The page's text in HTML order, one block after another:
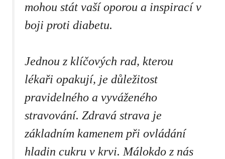
mohou⁤ stát vaší oporou a ⁣inspirací v
boji proti ⁢diabetu.
Jednou z ​klíčových rad, ​kterou
lékaři​ opakují, je‌ důležitost
pravidelného‌ a vyváženého
stravování. Zdravá strava je
základním⁢ kamenem při ovládání
⁢hladin cukru v krvi. ⁤Málokdo z nás